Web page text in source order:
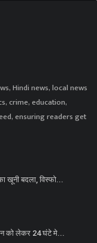
Hindi news, local news
crime, education,
ensuring readers get
खूनी बदला, विस्फो...
को लेकर 24 घंटे मे...